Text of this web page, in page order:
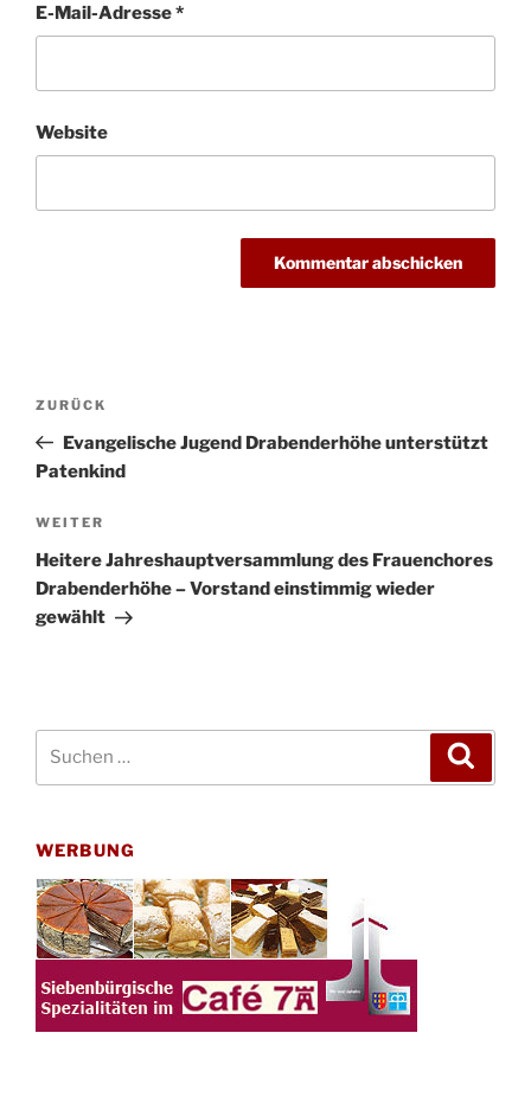
E-Mail-Adresse*
Website
Beitragsnavigation
Vorheriger
Beitrag
ZURÜCK
Evangelische Jugend Drabenderhöhe unterstützt
Patenkind
Nächster
Beitrag
WEITER
Heitere Jahreshauptversammlung des Frauenchores
Drabenderhöhe – Vorstand einstimmig wieder
gewählt
WERBUNG